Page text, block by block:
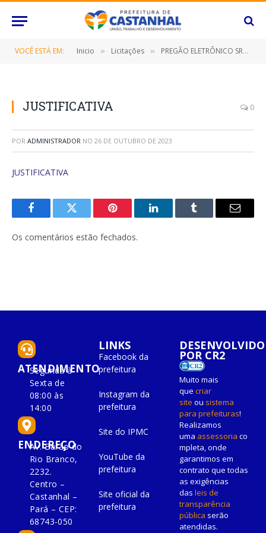
VOCÊ ESTÁ EM: Inicio » Licitações » PREGÃO ELETRÔNICO SRP Nº 058/2023 (CONTRATAÇÃO DE EMPRESA ESPECIALIZADA PARA FORNECIMENTO DE FERRAMENTAS, DESTINADO A ATENDER A DEMANDA DAS DIVERSAS SECRETARIAS/FUNDOS MUNICIPAIS DO MUNICÍPIO DE CASTANHAL/PA POR UM PERÍODO DE 12 (DOZE) MESES)
JUSTIFICATIVA 0
POR ADMINISTRADOR NO 26 DE OUTUBRO DE 2023
JUSTIFICATIVA
FacebookTwitter Pinterest O
Tumblr
E-
Os comentários estão fechados.
ATENDIMENTO
Segunda à
Sexta de
08:00 às
14:00
ENDEREÇO
Av. Barão do
Rio Branco,
2232.
Centro –
Castanhal –
Pará – CEP:
68743-050
LINKS
Facebook da
prefeitura
Instagram da
prefeitura
Site do IPMC
YouTube da
prefeitura
Site oficial da
prefeitura
DESENVOLVIDO
POR CR2
Muito mais
que criar
site ou sistema
para prefeituras!
Realizamos
uma assessoria co
mpleta, onde
garantimos em
contrato que todas
as exigências
das leis de
transparência
pública serão
atendidas.